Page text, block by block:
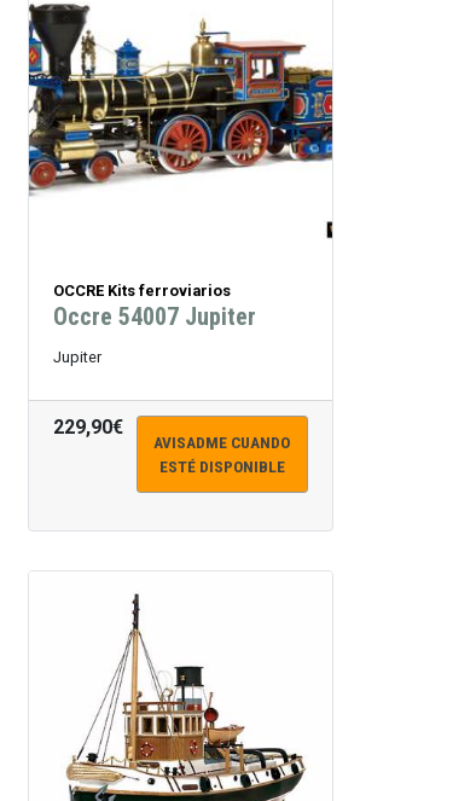
OCCRE Kits ferroviarios
Occre 54007 Jupiter
Jupiter
229,90€
AVISADME CUANDO
ESTÉ DISPONIBLE